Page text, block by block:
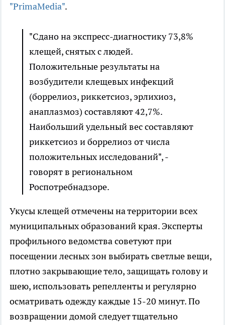
"PrimaMedia".
"Сдано на экспресс-диагностику 73,8%
клещей, снятых с людей.
Положительные результаты на
возбудители клещевых инфекций
(боррелиоз, риккетсиоз, эрлихиоз,
анаплазмоз) составляют 42,7%.
Наибольший удельный вес составляют
риккетсиоз и боррелиоз от числа
положительных исследований", -
говорят в региональном
Роспотребнадзоре.
Укусы клещей отмечены на территории всех
муниципальных образований края. Эксперты
профильного ведомства советуют при
посещении лесных зон выбирать светлые вещи,
плотно закрывающие тело, защищать голову и
шею, использовать репелленты и регулярно
осматривать одежду каждые 15-20 минут. По
возвращении домой следует тщательно